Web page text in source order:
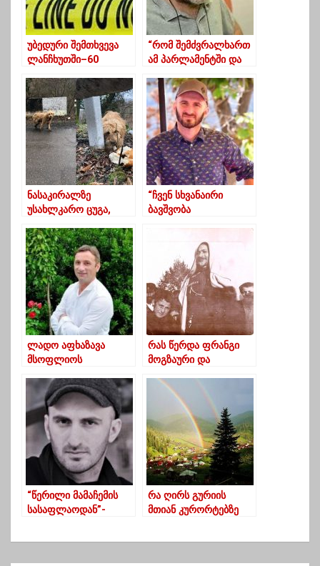
უბედური შემთხვევა
ლანჩხუთში–60
მატარებელი დაეჯახა
“რომ შემძვრალხართ
ამ პარლამენტში და
გააკეთეთ გურიისთვის
რაცხა”
ნასაკირალზე
უსახლკარო ცუგა,
ელოდება-
შემფარებელს, კვების
და სხვა ხარჯებს
დაუფინანსებენ
“ჩვენ სხვანაირი
ბავშვობა
ლადო აფხაზავა
მსოფლიოს
პედაგოგთა ახალი
კონკურსის ათეულშია
რას წერდა ფრანგი
მოგზაური და
დე ბაი, რომელმაც
საქართველოში XIX
საუკუნის მიწურულს
იმოგზაურა
“წერილი მამაჩემის
სასაფლაოდან”-
რა ღირს გურიის
მთიან კურორტებზე